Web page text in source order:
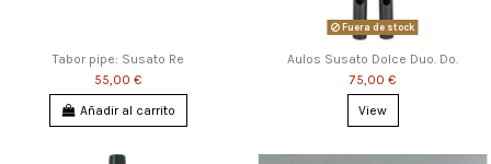
Tabor pipe: Susato Re
55,00 €
Añadir al carrito
Fuera de stock
Aulos Susato Dolce Duo. Do.
75,00 €
View